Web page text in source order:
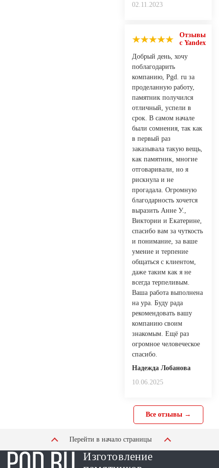
02.11.2023
Отзывы
с Yandex
Добрый день, хочу
поблагодарить
компанию, Pgd. ru за
проделанную работу,
памятник получился
отличный, успели в
срок. В самом начале
были сомнения, так как
в первый раз
заказывала такую вещь,
как памятник, многие
отговаривали, но я
рискнула и не
прогадала. Огромную
благодарность хочется
выразить Анне У.,
Виктории и Екатерине,
спасибо вам за чуткость
и понимание, за ваше
умение и терпение
общаться с клиентом,
даже таким как я не
всегда терпеливым.
Ваша работа выполнена
на ура. Буду рада
рекомендовать вашу
компанию своим
знакомым. Ещё раз
огромное человеческое
спасибо.
Надежда Лобанова
10.06.2025
Все отзывы →
Перейти в начало страницы
Изготовление